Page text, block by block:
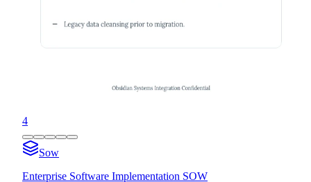
4
Sow
Enterprise Software Implementation SOW